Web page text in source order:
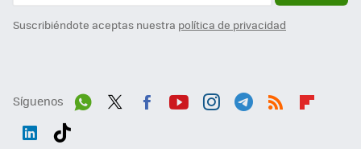
Suscribiéndote aceptas nuestra política de privacidad
Síguenos